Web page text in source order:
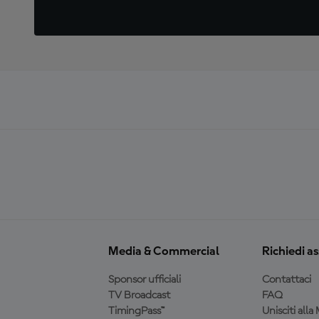
Media & Commercial
Sponsor ufficiali
TV Broadcast
TimingPass™
Richiedi
Contattaci
FAQ
Unisciti alla